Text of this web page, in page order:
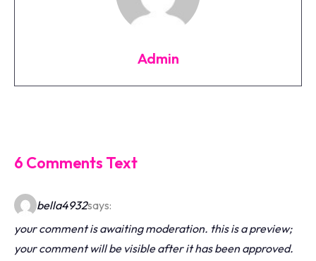
Admin
6 Comments Text
bella4932says:
your comment is awaiting moderation. this is a preview;
your comment will be visible after it has been approved.